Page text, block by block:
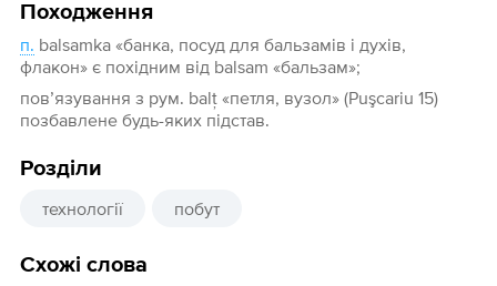
Походження
п. balsamka «банка, посуд для бальзамів і духів,
флакон» є похідним від balsam «бальзам»;
пов’язування з рум. balţ «петля, вузол» (Puşcariu 15)
позбавлене будь-яких підстав.
Розділи
технології побут
Схожі слова